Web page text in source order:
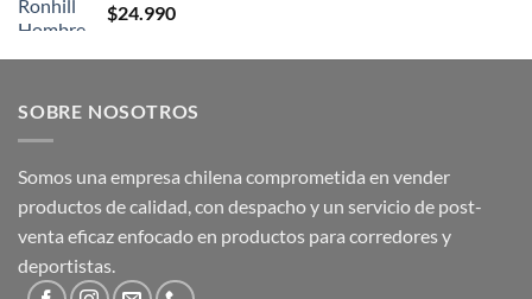
$24.990
SOBRE NOSOTROS
Somos una empresa chilena comprometida en vender
productos de calidad, con despacho y un servicio de post-
venta eficaz enfocado en productos para corredores y
deportistas.